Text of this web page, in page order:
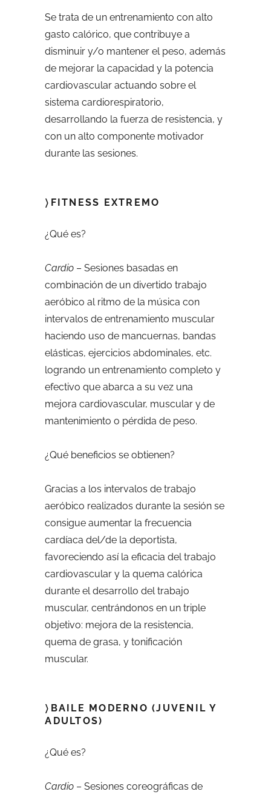
Se trata de un entrenamiento con alto
gasto calórico, que contribuye a
disminuir y/o mantener el peso, además
de mejorar la capacidad y la potencia
cardiovascular actuando sobre el
sistema cardiorespiratorio,
desarrollando la fuerza de resistencia, y
con un alto componente motivador
durante las sesiones.
〉FITNESS EXTREMO
¿Qué es?
Cardio – Sesiones basadas en
combinación de un divertido trabajo
aeróbico al ritmo de la música con
intervalos de entrenamiento muscular
haciendo uso de mancuernas, bandas
elásticas, ejercicios abdominales, etc.
logrando un entrenamiento completo y
efectivo que abarca a su vez una
mejora cardiovascular, muscular y de
mantenimiento o pérdida de peso.
¿Qué beneficios se obtienen?
Gracias a los intervalos de trabajo
aeróbico realizados durante la sesión se
consigue aumentar la frecuencia
cardíaca del/de la deportista,
favoreciendo así la eficacia del trabajo
cardiovascular y la quema calórica
durante el desarrollo del trabajo
muscular, centrándonos en un triple
objetivo: mejora de la resistencia,
quema de grasa, y tonificación
muscular.
〉BAILE MODERNO (JUVENIL Y
ADULTOS)
¿Qué es?
Cardio – Sesiones coreográficas de